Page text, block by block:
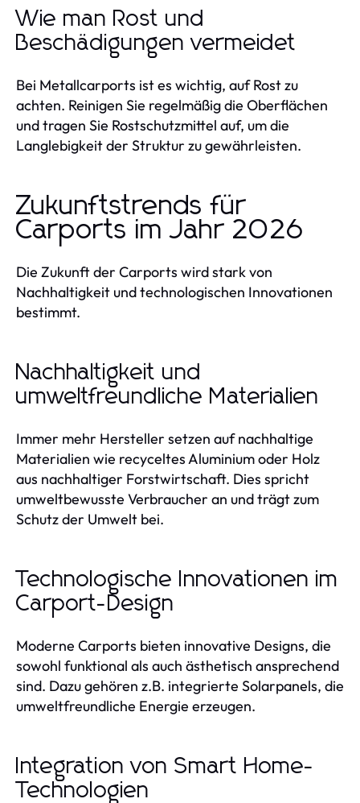
Wie man Rost und
Beschädigungen vermeidet
Bei Metallcarports ist es wichtig, auf Rost zu
achten. Reinigen Sie regelmäßig die Oberflächen
und tragen Sie Rostschutzmittel auf, um die
Langlebigkeit der Struktur zu gewährleisten.
Zukunftstrends für
Carports im Jahr 2026
Die Zukunft der Carports wird stark von
Nachhaltigkeit und technologischen Innovationen
bestimmt.
Nachhaltigkeit und
umweltfreundliche Materialien
Immer mehr Hersteller setzen auf nachhaltige
Materialien wie recyceltes Aluminium oder Holz
aus nachhaltiger Forstwirtschaft. Dies spricht
umweltbewusste Verbraucher an und trägt zum
Schutz der Umwelt bei.
Technologische Innovationen im
Carport-Design
Moderne Carports bieten innovative Designs, die
sowohl funktional als auch ästhetisch ansprechend
sind. Dazu gehören z.B. integrierte Solarpanels, die
umweltfreundliche Energie erzeugen.
Integration von Smart Home-
Technologien